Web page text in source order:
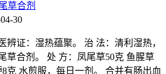
草合剂
30
辨证：湿热蕴聚。 治 法：清利湿热，
草合剂。 处 方：凤尾草50克 鱼腥草
克 水煎服，每日一剂。 合并有肠出血